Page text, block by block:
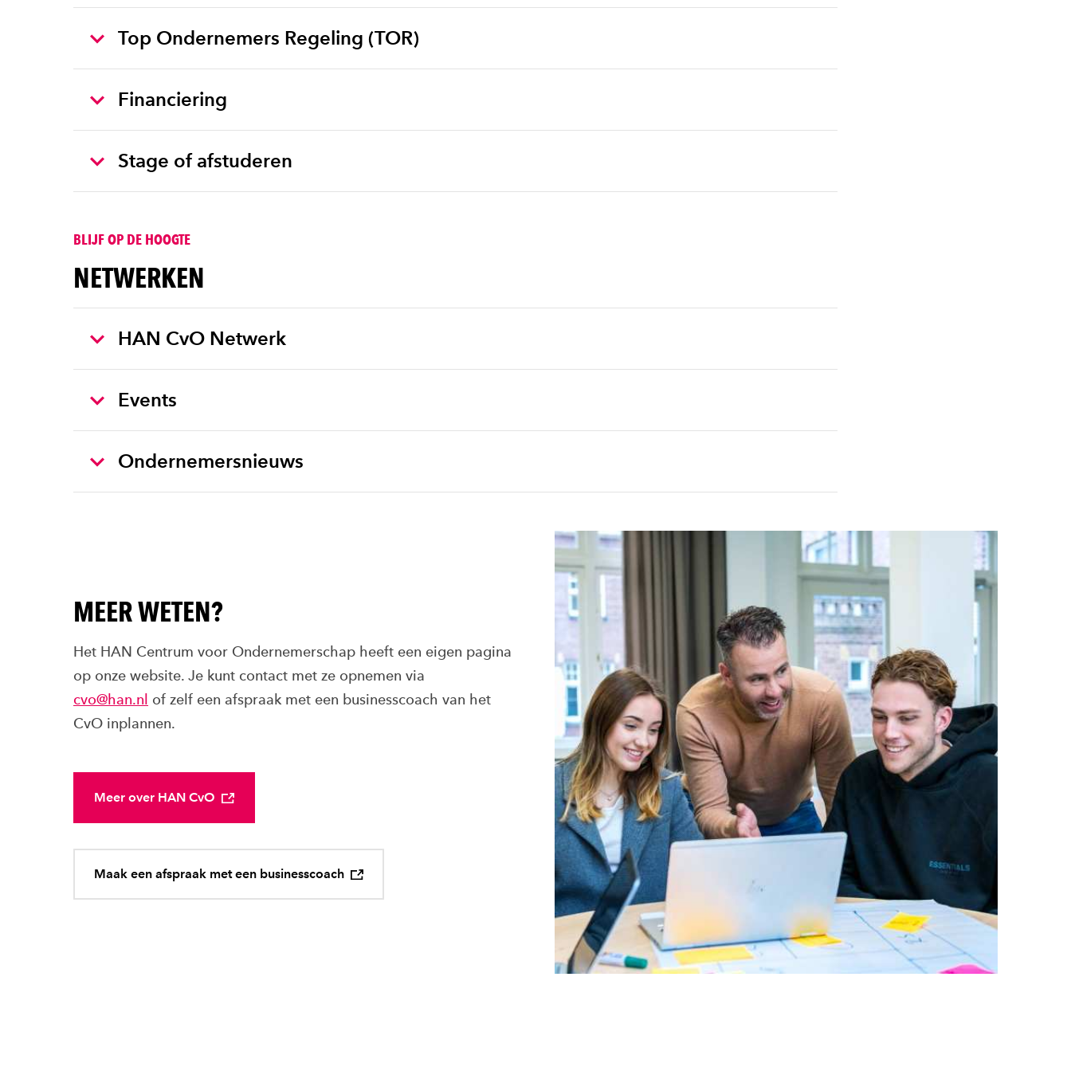
Top Ondernemers Regeling (TOR)
Financiering
Stage of afstuderen
BLIJF OP DE HOOGTE
NETWERKEN
HAN CvO Netwerk
Events
Ondernemersnieuws
MEER WETEN?
Het HAN Centrum voor Ondernemerschap heeft een eigen pagina
op onze website. Je kunt contact met ze opnemen via
cvo@han.nl of zelf een afspraak met een businesscoach van het
CvO inplannen.
Meer over HAN CvO
Maak een afspraak met een businesscoach